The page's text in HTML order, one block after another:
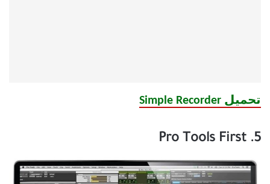
تحميل Simple Recorder
5. Pro Tools First